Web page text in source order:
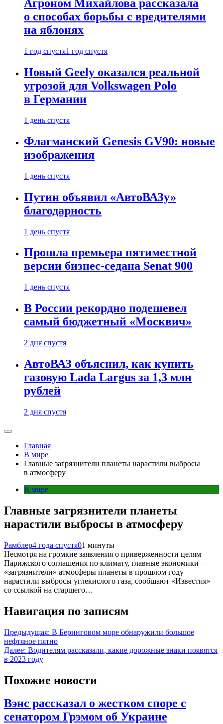
Агроном Михайлова рассказала
о способах борьбы с вредителями
на яблонях
1 год спустя1 год спустя
Новый Geely оказался реальной
угрозой для Volkswagen Polo
в Германии
1 день спустя
Флагманский Genesis GV90: новые
изображения
1 день спустя
Путин объявил «АвтоВАЗу»
благодарность
1 день спустя
Прошла премьера пятиместной
версии бизнес-седана Senat 900
1 день спустя
В России рекордно подешевел
самый бюджетный «Москвич»
2 дня спустя
АвтоВАЗ объяснил, как купить
газовую Lada Largus за 1,3 млн
рублей
2 дня спустя
Главная
В мире
Главные загрязнители планеты нарастили выбросы
в атмосферу
В мире
Главные загрязнители планеты
нарастили выбросы в атмосферу
Рамблер4 года спустя01 минуты
Несмотря на громкие заявления о приверженности целям
Парижского соглашения по климату, главные экономики —
«загрязнители» атмосферы планеты в прошлом году
нарастили выбросы углекислого газа, сообщают «Известия»
со ссылкой на старшего…
Навигация по записям
Предыдущая: В Беринговом море обнаружили большое
нефтяное пятно
Далее: Водителям рассказали, какие дорожные знаки появятся
в 2023 году
Похожие новости
Вэнс рассказал о жестком споре с
сенатором Грэмом об Украине